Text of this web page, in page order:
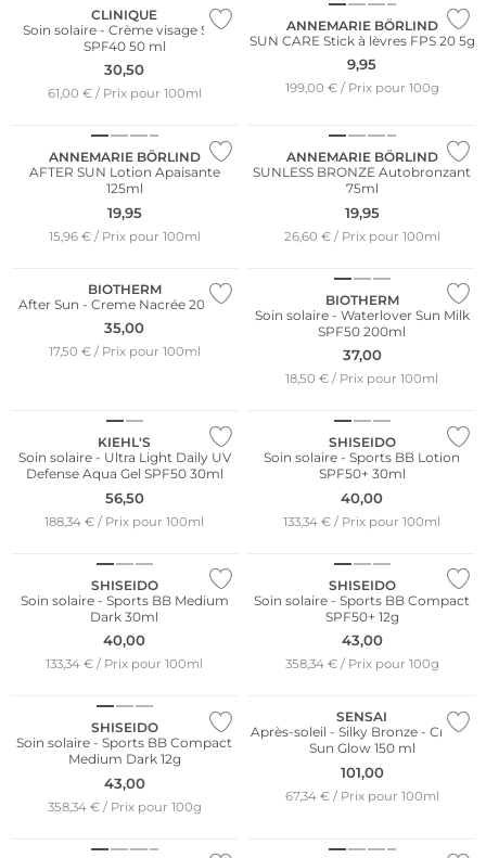
CLINIQUE
Soin solaire - Crème visage Sun
SPF40 50 ml
30,50
61,00 € / Prix pour 100ml
ANNEMARIE BÖRLIND
SUN CARE Stick à lèvres FPS 20 5g
9,95
199,00 € / Prix pour 100g
ANNEMARIE BÖRLIND
AFTER SUN Lotion Apaisante
125ml
19,95
15,96 € / Prix pour 100ml
ANNEMARIE BÖRLIND
SUNLESS BRONZE Autobronzant
75ml
19,95
26,60 € / Prix pour 100ml
BIOTHERM
After Sun - Creme Nacrée 200ml
35,00
17,50 € / Prix pour 100ml
BIOTHERM
Soin solaire - Waterlover Sun Milk
SPF50 200ml
37,00
18,50 € / Prix pour 100ml
KIEHL'S
Soin solaire - Ultra Light Daily UV
Defense Aqua Gel SPF50 30ml
56,50
188,34 € / Prix pour 100ml
SHISEIDO
Soin solaire - Sports BB Lotion
SPF50+ 30ml
40,00
133,34 € / Prix pour 100ml
SHISEIDO
Soin solaire - Sports BB Medium
Dark 30ml
40,00
133,34 € / Prix pour 100ml
SHISEIDO
Soin solaire - Sports BB Compact
SPF50+ 12g
43,00
358,34 € / Prix pour 100g
SHISEIDO
Soin solaire - Sports BB Compact
Medium Dark 12g
43,00
358,34 € / Prix pour 100g
SENSAI
Après-soleil - Silky Bronze - Crème
Sun Glow 150 ml
101,00
67,34 € / Prix pour 100ml